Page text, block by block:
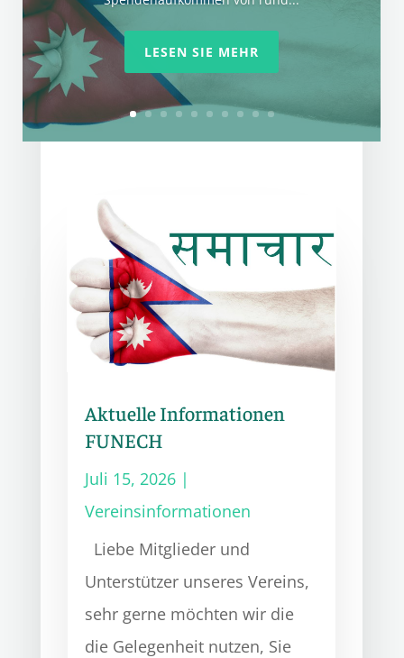
LESEN SIE MEHR
Aktuelle Informationen
FUNECH
Juli 15, 2026|
Vereinsinformationen
Liebe Mitglieder und
Unterstützer unseres Vereins,
sehr gerne möchten wir die
die Gelegenheit nutzen, Sie